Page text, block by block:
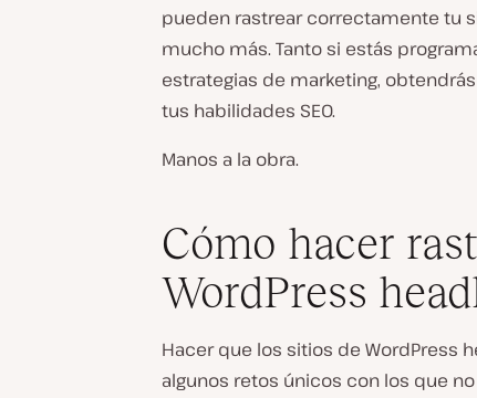
pueden rastrear correctamente tu
mucho más. Tanto si estás
estrategias de marketing,
tus habilidades SEO.
Manos a la obra.
Cómo hacer
WordPress
Hacer que los sitios de WordPress
algunos retos únicos con los que